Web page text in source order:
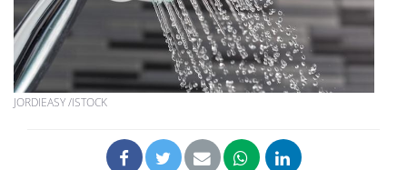
JORDIEASY /ISTOCK